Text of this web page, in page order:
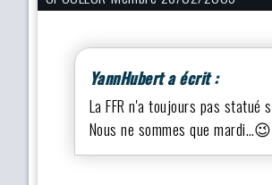
YannHubert a écrit :
La FFR n'a toujours pas
Nous ne sommes que mardi…😉